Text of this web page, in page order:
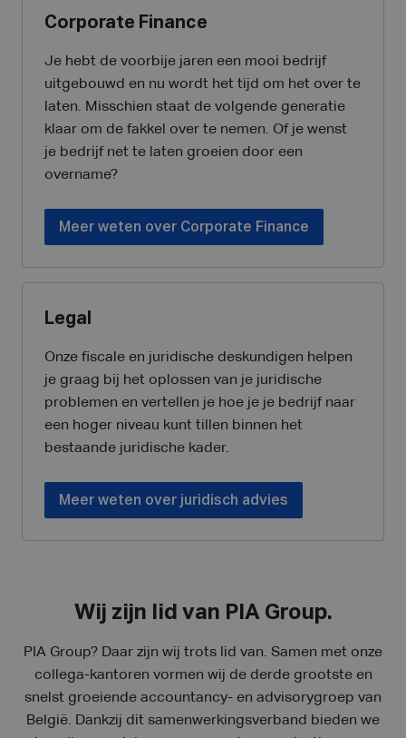
Corporate Finance
Je hebt de voorbije jaren een mooi bedrijf
uitgebouwd en nu wordt het tijd om het over te
laten. Misschien staat de volgende generatie
klaar om de fakkel over te nemen. Of je wenst
je bedrijf net te laten groeien door een
overname?
Meer weten over Corporate Finance
Legal
Onze fiscale en juridische deskundigen helpen
je graag bij het oplossen van je juridische
problemen en vertellen je hoe je je bedrijf naar
een hoger niveau kunt tillen binnen het
bestaande juridische kader.
Meer weten over juridisch advies
Wij zijn lid van PIA Group.
PIA Group? Daar zijn wij trots lid van. Samen met onze
collega-kantoren vormen wij de derde grootste en
snelst groeiende accountancy- en advisorygroep van
België. Dankzij dit samenwerkingsverband bieden we